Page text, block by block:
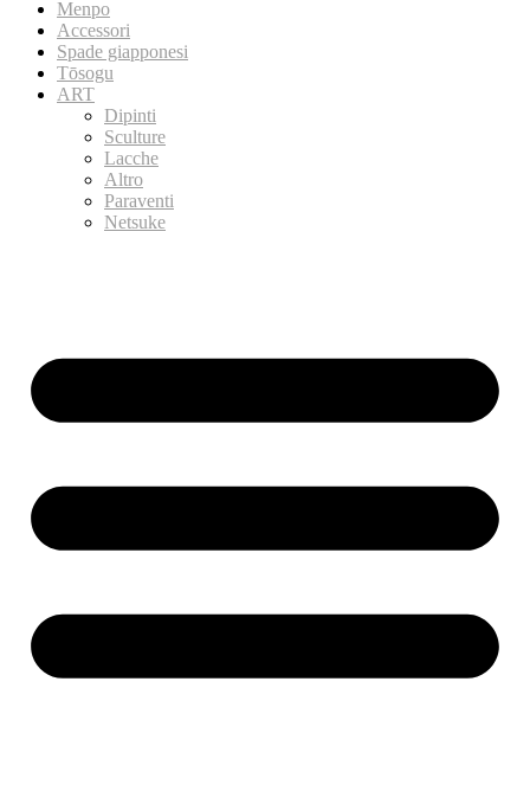
Menpo
Accessori
Spade giapponesi
Tōsogu
ART
Dipinti
Sculture
Lacche
Altro
Paraventi
Netsuke